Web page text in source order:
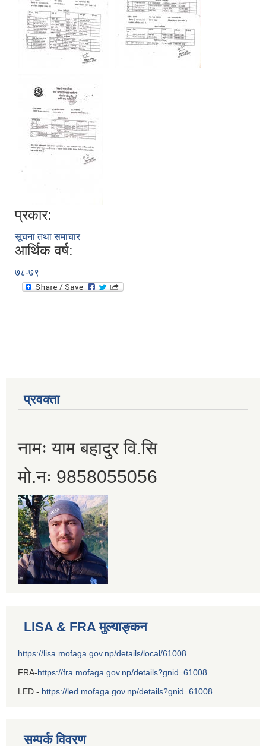
प्रकार:
सूचना तथा समाचार
आर्थिक वर्ष:
७८-७९
प्रवक्ता
नामः याम बहादुर वि.सि
मो.नः 9858055056
LISA & FRA मुल्याङ्कन
https://lisa.mofaga.gov.np/details/local/61008
FRA-https://fra.mofaga.gov.np/details?gnid=61008
LED - https://led.mofaga.gov.np/details?gnid=61008
सम्पर्क विवरण